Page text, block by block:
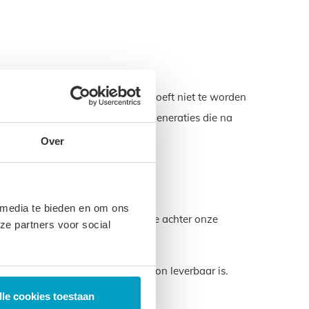
Over
te bieden en om ons
partners voor social
cookies toestaan
product dat lang meegaat hoeft niet te worden
voor het milieu voor de generaties die na
garantie laten we zien dat we achter onze
die u nodig hebt ook gewoon leverbaar is.